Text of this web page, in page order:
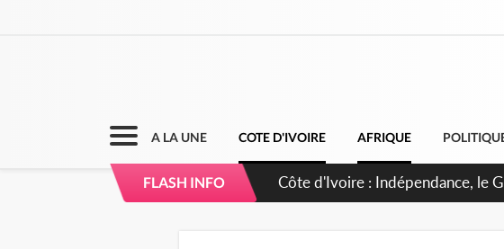
A LA UNE COTE D'IVOIRE AFRIQUE
FLASH INFO
Sierra Leone : Un projet de